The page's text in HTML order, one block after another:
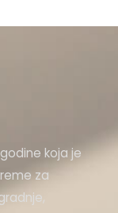
koja je
za